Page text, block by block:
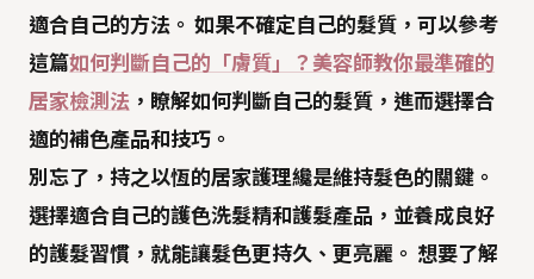
適合自己的方法。 如果不確定自己的髮質，可以參考
這篇如何判斷自己的「膚質」？美容師教你最準確的
居家檢測法 ，瞭解如何判斷自己的髮質，進而選擇合
適的補色產品和技巧。
別忘了，持之以恆的居家護理纔是維持髮色的關鍵。
選擇適合自己的護色洗髮精和護髮產品，並養成良好
的護髮習慣，就能讓髮色更持久、更亮麗。 想要了解